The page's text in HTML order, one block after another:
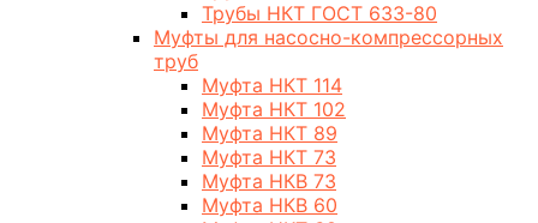
Трубы НКТ ГОСТ 633-80
Муфты для насосно-компрессорных
труб
Муфта НКТ 114
Муфта НКТ 102
Муфта НКТ 89
Муфта НКТ 73
Муфта НКВ 73
Муфта НКВ 60